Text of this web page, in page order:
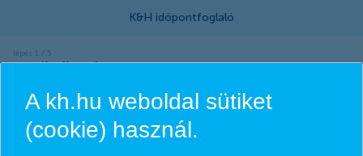
termék választása
melyik csoportba tartozol?
A kh.hu weboldal sütiket
(cookie) használ.